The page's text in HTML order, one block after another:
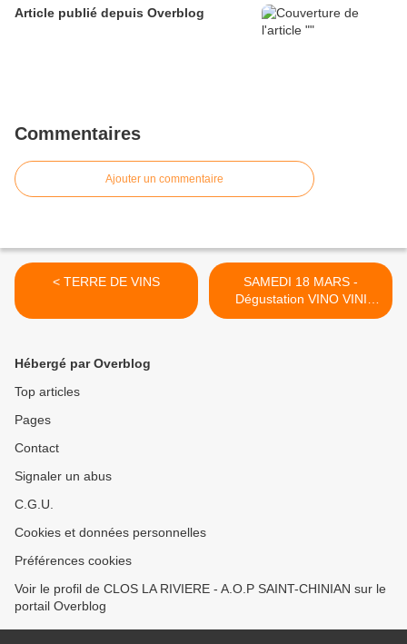
Article publié depuis Overblog
Commentaires
Ajouter un commentaire
< TERRE DE VINS
SAMEDI 18 MARS -
Dégustation VINO VINI
GUERANDE >
Hébergé par Overblog
Top articles
Pages
Contact
Signaler un abus
C.G.U.
Cookies et données personnelles
Préférences cookies
Voir le profil de CLOS LA RIVIERE - A.O.P SAINT-CHINIAN sur le
portail Overblog